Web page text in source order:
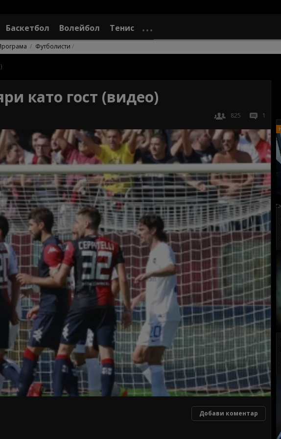
Баскетбол Волейбол Тенис
Футболисти
като гост (видео)
825 1
Добави коментар